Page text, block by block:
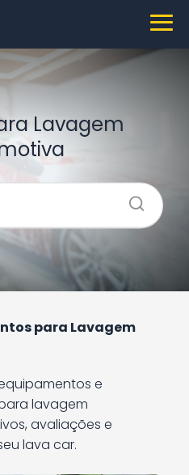
Lavagem
para Lavagem
e
lavagem
avaliações e
lava car.